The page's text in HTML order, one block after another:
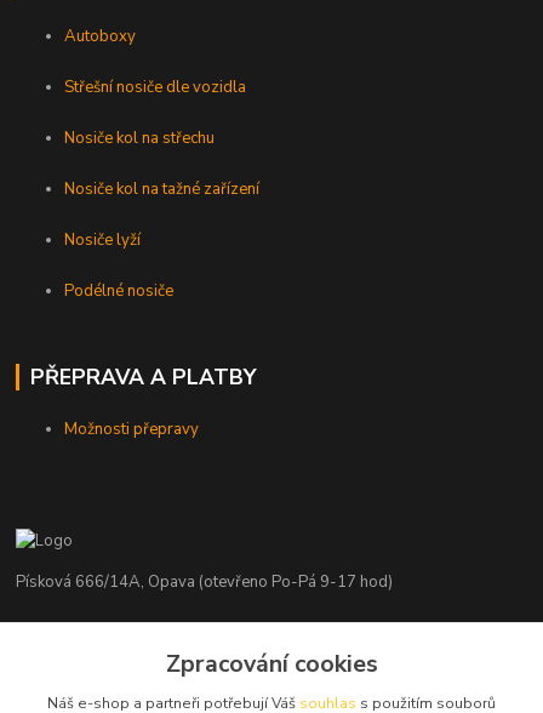
Autoboxy
Střešní nosiče dle vozidla
Nosiče kol na střechu
Nosiče kol na tažné zařízení
Nosiče lyží
Podélné nosiče
PŘEPRAVA A PLATBY
Možnosti přepravy
Písková 666/14A, Opava (otevřeno Po-Pá 9-17 hod)
+420 776 839 986Zpracování cookies
Náš e-shop a partneři potřebují Váš souhlas s použitím souborů